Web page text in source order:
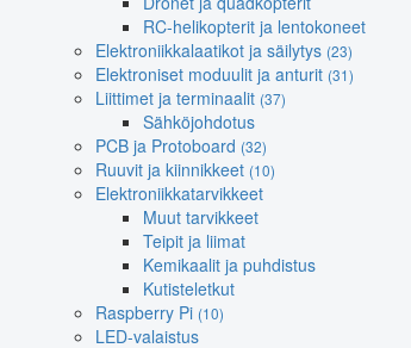
RC-helikopterit ja lentokoneet
Elektroniikkalaatikot ja säilytys (23)
Elektroniset moduulit ja anturit (31)
Liittimet ja terminaalit (37)
Sähköjohdotus
PCB ja Protoboard (32)
Ruuvit ja kiinnikkeet (10)
Elektroniikkatarvikkeet
Muut tarvikkeet
Teipit ja liimat
Kemikaalit ja puhdistus
Kutisteletkut
Raspberry Pi (10)
LED-valaistus